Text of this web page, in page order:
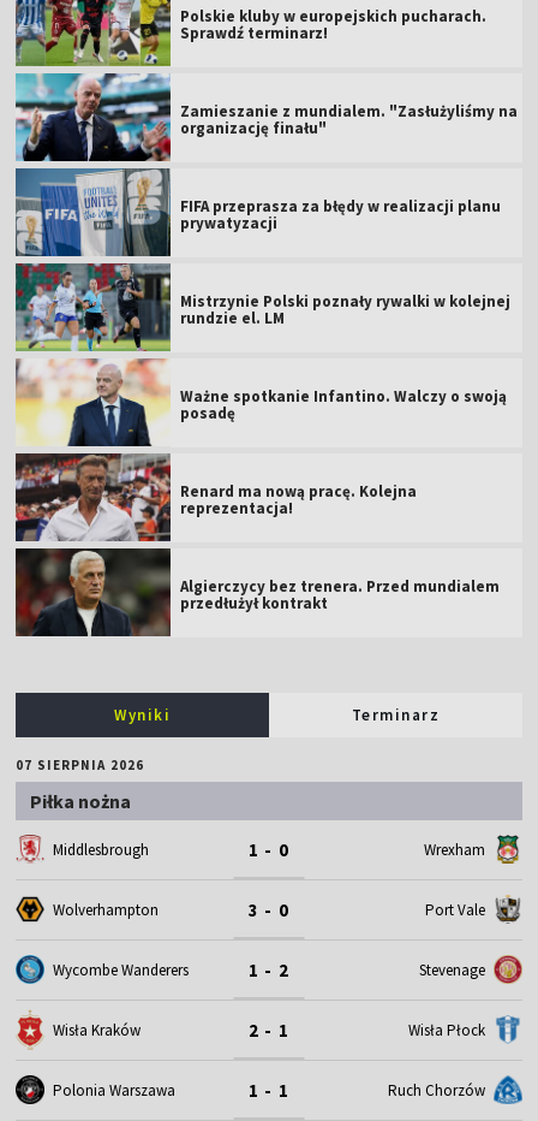
Polskie kluby w europejskich pucharach.
Sprawdź terminarz!
Zamieszanie z mundialem. "Zasłużyliśmy na
organizację finału"
FIFA przeprasza za błędy w realizacji planu
prywatyzacji
Mistrzynie Polski poznały rywalki w kolejnej
rundzie el. LM
Ważne spotkanie Infantino. Walczy o swoją
posadę
Renard ma nową pracę. Kolejna
reprezentacja!
Algierczycy bez trenera. Przed mundialem
przedłużył kontrakt
Wyniki Terminarz
07 SIERPNIA 2026
Piłka nożna
Middlesbrough 1 - 0 Wrexham
Wolverhampton 3 - 0 Port Vale
Wycombe Wanderers 1 - 2 Stevenage
Wisła Kraków 2 - 1 Wisła Płock
Polonia Warszawa 1 - 1 Ruch Chorzów